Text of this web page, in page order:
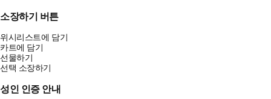
소장하기 버튼
위시리스트에 담기
카트에 담기
선물하기
선택 소장하기
성인 인증 안내